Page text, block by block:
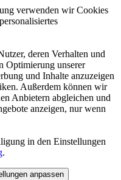
verwenden wir Cookies
deren Verhalten und
Optimierung unserer
und Inhalte anzuzeigen
Außerdem können wir
Anbietern abgleichen und
anzeigen, nur wenn
in den Einstellungen
.
anpassen